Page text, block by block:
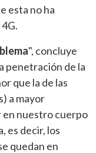
esta no ha
", concluye
penetración de la
que la de las
a mayor
en nuestro cuerpo
es decir, los
quedan en